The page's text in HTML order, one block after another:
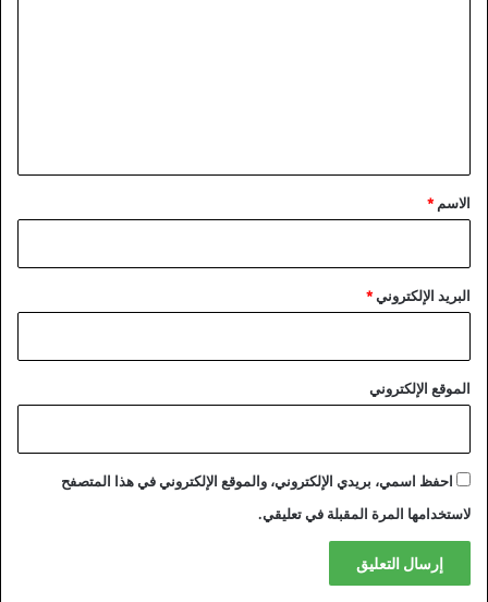
*
الاسم *
البريد الإلكتروني*
الموقع الإلكتروني
احفظ اسمي، بريدي الإلكتروني، والموقع الإلكتروني في هذا المتصفح
لاستخدامها المرة المقبلة في تعليقي.